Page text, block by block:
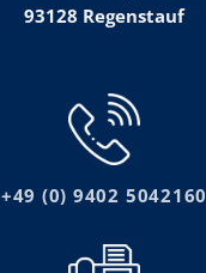
93128 Regenstauf
+49 (0) 9402 5042160